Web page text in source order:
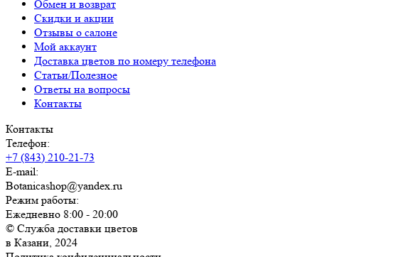
Обмен и возврат
Скидки и акции
Отзывы о салоне
Мой аккаунт
Доставка цветов по номеру телефона
Статьи/Полезное
Ответы на вопросы
Контакты
Контакты
Телефон:
+7 (843) 210-21-73
E-mail:
Botanicashop@yandex.ru
Режим работы:
Ежедневно 8:00 - 20:00
© Служба доставки цветов
в Казани, 2024